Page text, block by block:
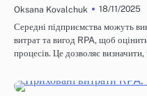
Oksana Kovalchuk
18/11/2025
Середні підприємства можуть
витрат та вигод RPA, щоб
процесів. Це дозволяє